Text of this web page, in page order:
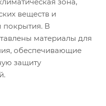
веществ и
покрытия. В
материалы для
обеспечивающие
защиту